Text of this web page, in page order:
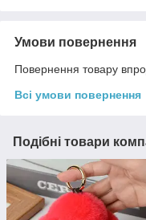
Умови повернення
Повернення товару
Всі умови повернення
Подібні товари